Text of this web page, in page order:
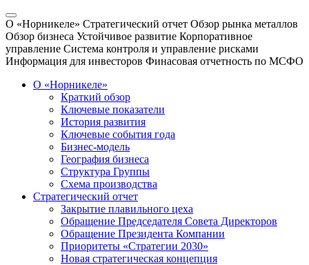
О «Норникеле» Стратегический отчет Обзор рынка металлов
Обзор бизнеса Устойчивое развитие Корпоративное
управление Система контроля и управление рисками
Информация для инвесторов Финасовая отчетность по МСФО
О «Норникеле»
Краткий обзор
Ключевые показатели
История развития
Ключевые события года
Бизнес-модель
География бизнеса
Структура Группы
Схема производства
Стратегический отчет
Закрытие плавильного цеха
Обращение Председателя Совета Директоров
Обращение Президента Компании
Приоритеты «Стратегии 2030»
Новая стратегическая концепция